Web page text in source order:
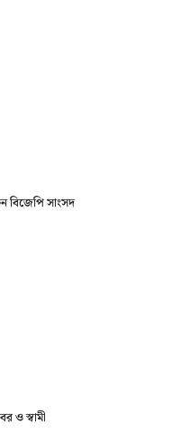
বিজেপি সাংসদ
ও স্বামী